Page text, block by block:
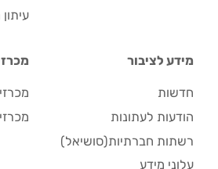
עיתון
מידע לציבור
חדשות
הודעות לעתונות
רשתות חברתיות(סושיאל)
עלוני מידע
מכרזים